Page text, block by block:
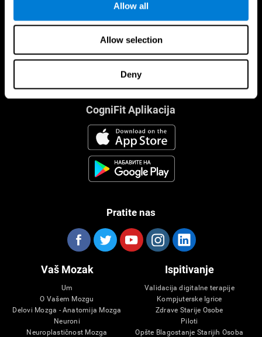
Allow all
Allow selection
Deny
CogniFit Aplikacija
Pratite nas
Vaš Mozak
Um
O Vašem Mozgu
Delovi Mozga - Anatomija Mozga
Neuroni
Neuroplastičnost Mozga
Ispitivanje
Validacija digitalne terapije
Kompjuterske Igrice
Zdrave Starije Osobe
Piloti
Opšte Blagostanje Starijih Osoba